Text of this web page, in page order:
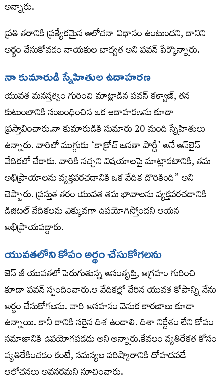
అన్నారు.
ప్రతి తరానికి ప్రత్యేకమైన ఆలోచనా విధానం ఉంటుందని, దానిని
అర్థం చేసుకోవడం నాయకుల బాధ్యత అని పవన్ పేర్కొన్నారు.
నా కుమారుడి స్నేహితుల ఉదాహరణ
యువత మనస్తత్వం గురించి మాట్లాడిన పవన్ కళ్యాణ్, తన
కుటుంబానికి సంబంధించిన ఒక ఉదాహరణను కూడా
ప్రస్తావించారు.నా కుమారుడికి సుమారు 20 మంది స్నేహితులు
ఉన్నారు. వారిలో ముగ్గురు ‘కాక్రోచ్ జనతా పార్టీ’ అనే ఆన్‌లైన్
వేదికలో చేరారు. వారికి నచ్చని విషయాలపై మాట్లాడటానికి, తమ
అభిప్రాయాలను వ్యక్తపరచడానికి ఒక వేదిక దొరికింది” అని
చెప్పారు. ప్రస్తుత తరం యువత తమ భావాలను వ్యక్తపరచడానికి
డిజిటల్ వేదికలను ఎక్కువగా ఉపయోగిస్తోందని ఆయన
అభిప్రాయపడ్డారు.
యువతలోని కోపం అర్థం చేసుకోగలను
జెన్ జీ యువతలో పెరుగుతున్న అసంతృప్తి, ఆగ్రహం గురించి
కూడా పవన్ స్పందించారు.ఆ వేదికల్లో చేరిన యువత కోపాన్ని నేను
అర్థం చేసుకోగలను. వారి అసహనం వెనుక కారణాలు కూడా
ఉన్నాయి. కానీ దానికి సరైన దిశ ఉండాలి. దిశా నిర్దేశం లేని కోపం
సమాజానికి ఉపయోగపడదు అని అన్నారు.కేవలం వ్యతిరేకత కోసం
వ్యతిరేకించడం కంటే, సమస్యల పరిష్కారానికి దోహదపడే
ఆలోచనలు అవసరమని సూచించారు.